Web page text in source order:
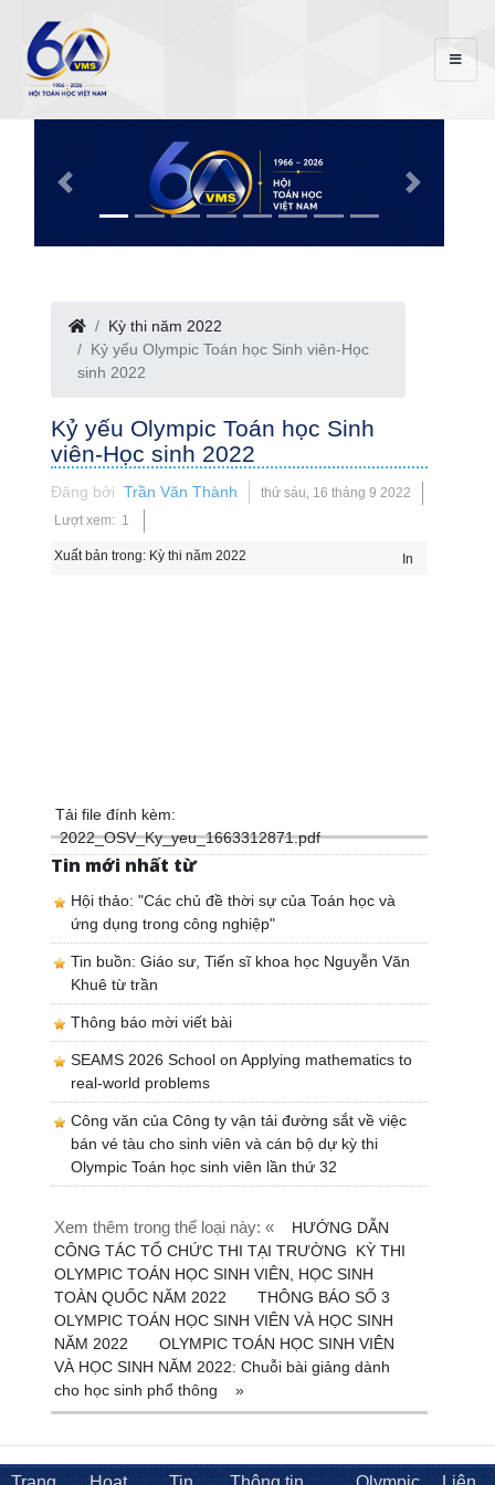
Kỳ thi năm 2022
Kỷ yếu Olympic Toán học Sinh viên-Học
sinh 2022
Kỷ yếu Olympic Toán học Sinh
viên-Học sinh 2022
Đăng bởiTrần Văn Thành
thứ sáu, 16 tháng 9 2022
Lượt xem: 1
Xuất bản trong: Kỳ thi năm 2022 In
Tải file đính kèm:
2022_OSV_Ky_yeu_1663312871.pdf
Tin mới nhất từ
Hội thảo: "Các chủ đề thời sự của Toán học và
ứng dụng trong công nghiệp"
Tin buồn: Giáo sư, Tiến sĩ khoa học Nguyễn Văn
Khuê từ trần
Thông báo mời viết bài
SEAMS 2026 School on Applying mathematics to
real-world problems
Công văn của Công ty vận tải đường sắt về việc
bán vé tàu cho sinh viên và cán bộ dự kỳ thi
Olympic Toán học sinh viên lần thứ 32
Xem thêm trong thể loại này: «
HƯỚNG DẪN
CÔNG TÁC TỔ CHỨC THI TẠI TRƯỜNG KỲ THI
OLYMPIC TOÁN HỌC SINH VIÊN, HỌC SINH
TOÀN QUỐC NĂM 2022
THÔNG BÁO SỐ 3
OLYMPIC TOÁN HỌC SINH VIÊN VÀ HỌC SINH
NĂM 2022
OLYMPIC TOÁN HỌC SINH VIÊN
VÀ HỌC SINH NĂM 2022: Chuỗi bài giảng dành
cho học sinh phổ thông
»